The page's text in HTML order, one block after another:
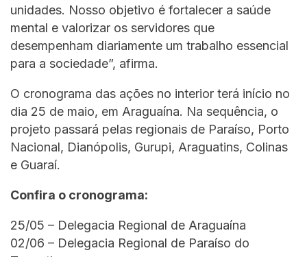
unidades. Nosso objetivo é fortalecer a saúde
mental e valorizar os servidores que
desempenham diariamente um trabalho essencial
para a sociedade”, afirma.
O cronograma das ações no interior terá início no
dia 25 de maio, em Araguaína. Na sequência, o
projeto passará pelas regionais de Paraíso, Porto
Nacional, Dianópolis, Gurupi, Araguatins, Colinas
e Guaraí.
Confira o cronograma:
25/05 – Delegacia Regional de Araguaína
02/06 – Delegacia Regional de Paraíso do